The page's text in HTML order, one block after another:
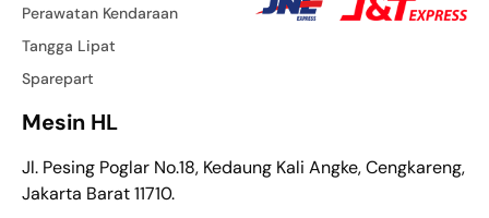
Perawatan Kendaraan
Tangga Lipat
Sparepart
Mesin HL
Jl. Pesing Poglar No.18, Kedaung Kali Angke, Cengkareng,
Jakarta Barat 11710.